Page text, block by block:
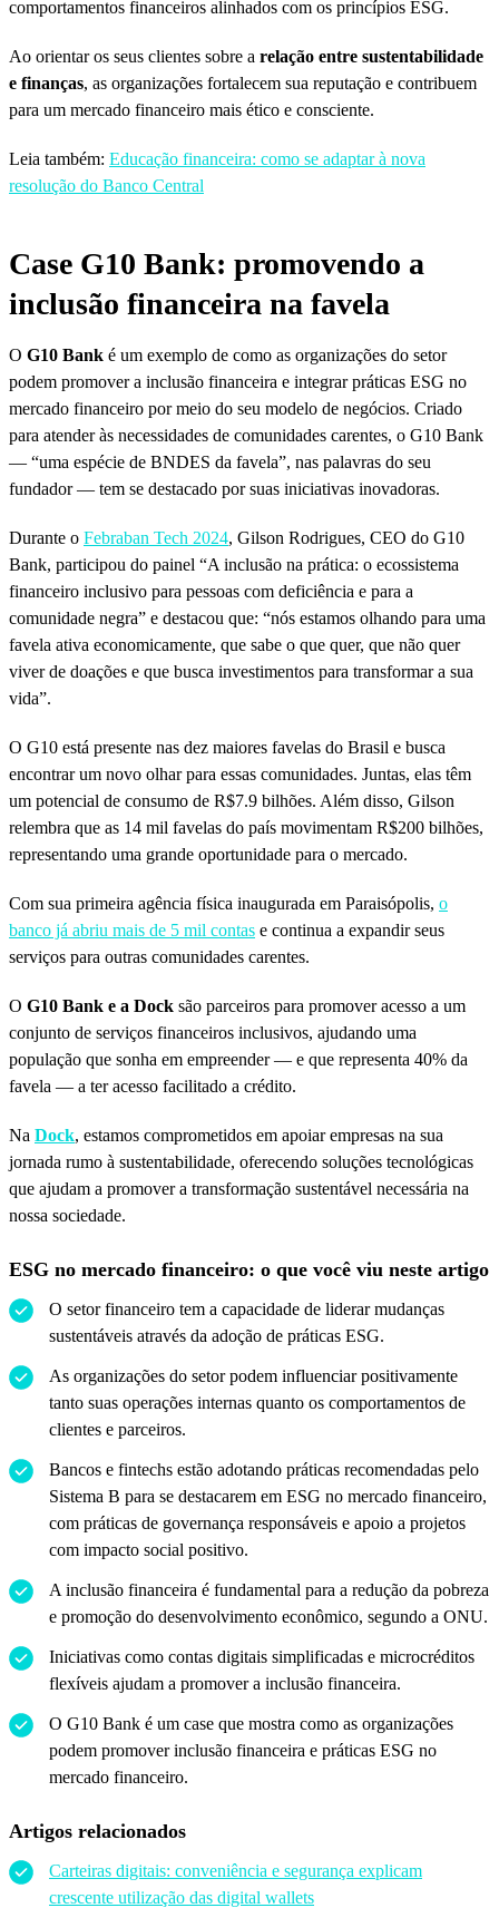
comportamentos financeiros alinhados com os princípios ESG.
Ao orientar os seus clientes sobre a relação entre sustentabilidade
e finanças, as organizações fortalecem sua reputação e contribuem
para um mercado financeiro mais ético e consciente.
Leia também: Educação financeira: como se adaptar à nova
resolução do Banco Central
Case G10 Bank: promovendo a
inclusão financeira na favela
O G10 Bank é um exemplo de como as organizações do setor
podem promover a inclusão financeira e integrar práticas ESG no
mercado financeiro por meio do seu modelo de negócios. Criado
para atender às necessidades de comunidades carentes, o G10 Bank
— “uma espécie de BNDES da favela”, nas palavras do seu
fundador — tem se destacado por suas iniciativas inovadoras.
Durante o Febraban Tech 2024, Gilson Rodrigues, CEO do G10
Bank, participou do painel “A inclusão na prática: o ecossistema
financeiro inclusivo para pessoas com deficiência e para a
comunidade negra” e destacou que: “nós estamos olhando para uma
favela ativa economicamente, que sabe o que quer, que não quer
viver de doações e que busca investimentos para transformar a sua
vida”.
O G10 está presente nas dez maiores favelas do Brasil e busca
encontrar um novo olhar para essas comunidades. Juntas, elas têm
um potencial de consumo de R$7.9 bilhões. Além disso, Gilson
relembra que as 14 mil favelas do país movimentam R$200 bilhões,
representando uma grande oportunidade para o mercado.
Com sua primeira agência física inaugurada em Paraisópolis, o
banco já abriu mais de 5 mil contas e continua a expandir seus
serviços para outras comunidades carentes.
O G10 Bank e a Dock são parceiros para promover acesso a um
conjunto de serviços financeiros inclusivos, ajudando uma
população que sonha em empreender — e que representa 40% da
favela — a ter acesso facilitado a crédito.
Na Dock, estamos comprometidos em apoiar empresas na sua
jornada rumo à sustentabilidade, oferecendo soluções tecnológicas
que ajudam a promover a transformação sustentável necessária na
nossa sociedade.
ESG no mercado financeiro: o que você viu neste artigo
O setor financeiro tem a capacidade de liderar mudanças
sustentáveis através da adoção de práticas ESG.
As organizações do setor podem influenciar positivamente
tanto suas operações internas quanto os comportamentos de
clientes e parceiros.
Bancos e fintechs estão adotando práticas recomendadas pelo
Sistema B para se destacarem em ESG no mercado financeiro,
com práticas de governança responsáveis e apoio a projetos
com impacto social positivo.
A inclusão financeira é fundamental para a redução da pobreza
e promoção do desenvolvimento econômico, segundo a ONU.
Iniciativas como contas digitais simplificadas e microcréditos
flexíveis ajudam a promover a inclusão financeira.
O G10 Bank é um case que mostra como as organizações
podem promover inclusão financeira e práticas ESG no
mercado financeiro.
Artigos relacionados
Carteiras digitais: conveniência e segurança explicam
crescente utilização das digital wallets